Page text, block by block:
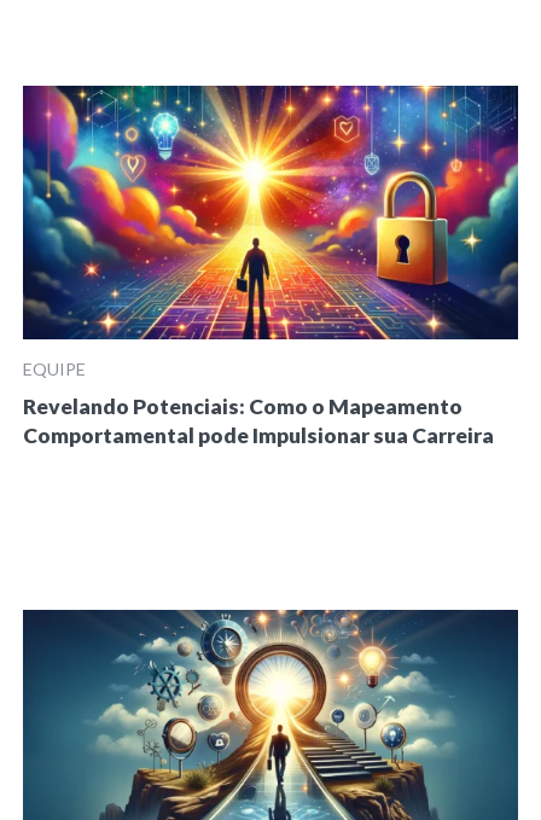
EQUIPE
Revelando Potenciais: Como o Mapeamento
Comportamental pode Impulsionar sua Carreira